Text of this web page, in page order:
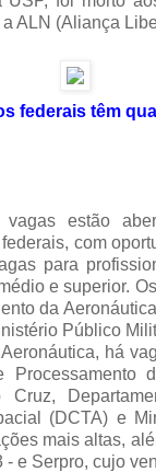
ALN (Aliança
federais têm
estão
com
para
e superior.
da
Público
há
Processamento
Cruz,
(DCTA) e
mais altas,
- e Serpro, cujo